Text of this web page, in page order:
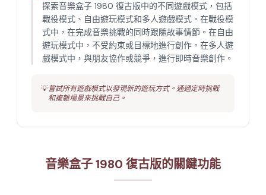
探索音樂盒子 1980 復古版中的不同遊戲模式，包括
戰役模式、自由遊玩模式和多人遊戲模式。在戰役模
式中，在完成音樂挑戰的同時跟隨故事情節。在自由
遊玩模式中，不受約束或目標地進行創作。在多人遊
戲模式中，與朋友協作或競爭，進行即時音樂創作。
💡嘗試所有遊戲模式以發現新的遊玩方式。通過定時挑戰
和複雜場景來挑戰自己。
音樂盒子 1980 復古版的關鍵功能